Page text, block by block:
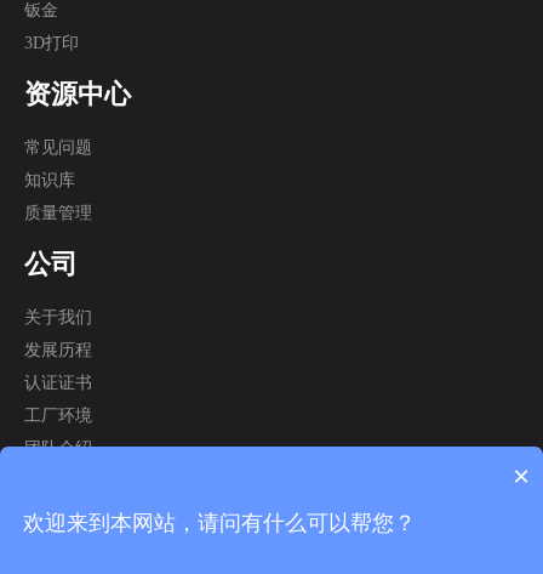
钣金
3D打印
资源中心
常见问题
知识库
质量管理
公司
关于我们
发展历程
认证证书
工厂环境
团队介绍
×
欢迎来到本网站，请问有什么可以帮您？